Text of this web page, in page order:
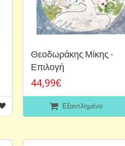
Θεοδωράκης Μίκης -
Επιλογή
44,99€
Εξαντλημένο